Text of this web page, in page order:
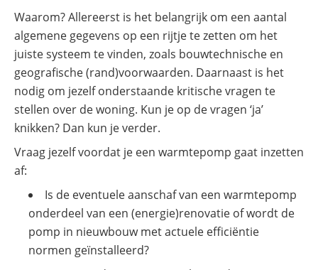
Waarom? Allereerst is het belangrijk om een aantal
algemene gegevens op een rijtje te zetten om het
juiste systeem te vinden, zoals bouwtechnische en
geografische (rand)voorwaarden. Daarnaast is het
nodig om jezelf onderstaande kritische vragen te
stellen over de woning. Kun je op de vragen ‘ja’
knikken? Dan kun je verder.
Vraag jezelf voordat je een warmtepomp gaat inzetten
af:
Is de eventuele aanschaf van een warmtepomp
onderdeel van een (energie)renovatie of wordt de
pomp in nieuwbouw met actuele efficiëntie
normen geïnstalleerd?